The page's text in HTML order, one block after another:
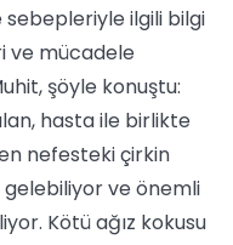
sebepleriyle ilgili bilgi
ve mücadele
şöyle konuştu:
hasta ile birlikte
nefesteki çirkin
gelebiliyor ve önemli
Kötü ağız kokusu